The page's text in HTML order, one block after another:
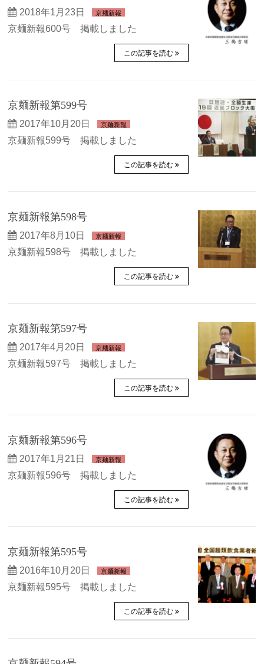
2018年1月23日 京麺新報
京麺新報600号 掲載しました
この記事を読む
京麺新報第599号
2017年10月20日 京麺新報
京麺新報599号 掲載しました
この記事を読む
京麺新報第598号
2017年8月10日 京麺新報
京麺新報598号 掲載しました
この記事を読む
京麺新報第597号
2017年4月20日 京麺新報
京麺新報597号 掲載しました
この記事を読む
京麺新報第596号
2017年1月21日 京麺新報
京麺新報596号 掲載しました
この記事を読む
京麺新報第595号
2016年10月20日 京麺新報
京麺新報595号 掲載しました
この記事を読む